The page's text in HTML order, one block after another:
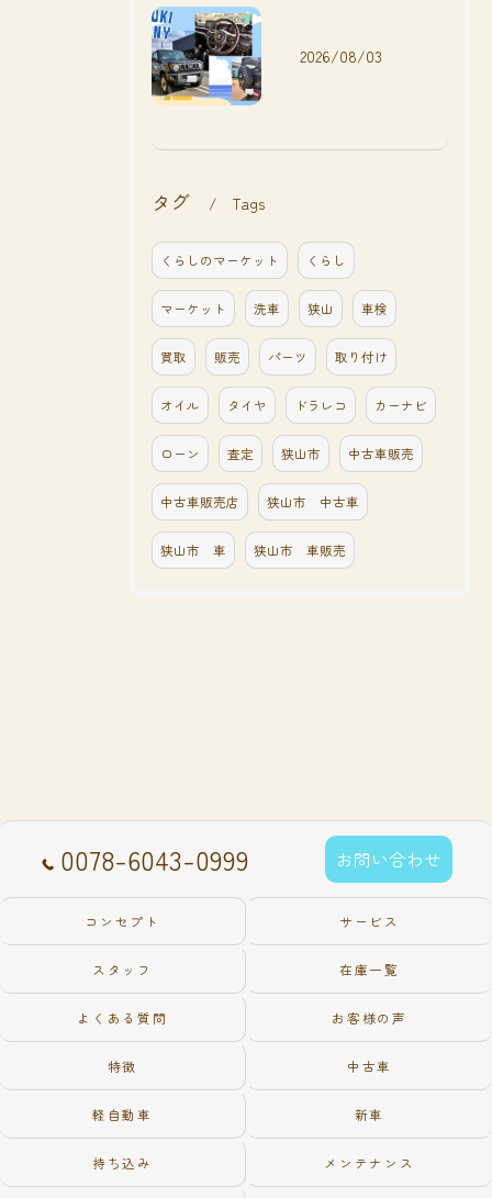
2026/08/03
タグ Tags
くらしのマーケット くらし
マーケット 洗車 狭山 車検
買取 販売 パーツ 取り付け
オイル タイヤ ドラレコ カーナビ
ローン 査定 狭山市 中古車販売
中古車販売店 狭山市 中古車
狭山市 車 狭山市 車販売
0078-6043-0999 お問い合わせ
コンセプト サービス
スタッフ 在庫一覧
よくある質問 お客様の声
特徴 中古車
軽自動車 新車
持ち込み メンテナンス